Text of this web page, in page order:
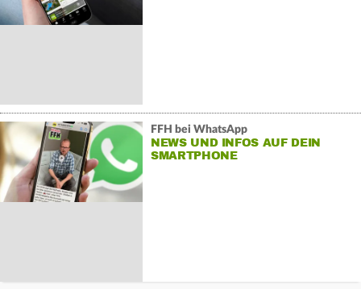
FFH bei WhatsApp
NEWS UND INFOS AUF DEIN
SMARTPHONE